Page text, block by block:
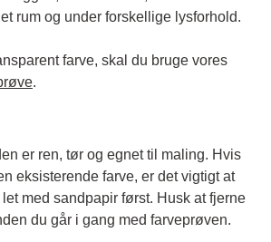
rum og under forskellige lysforhold.
.
er ren, tør og egnet til maling. Hvis
eksisterende farve, er det vigtigt at
med sandpapir først. Husk at fjerne
du går i gang med farveprøven.